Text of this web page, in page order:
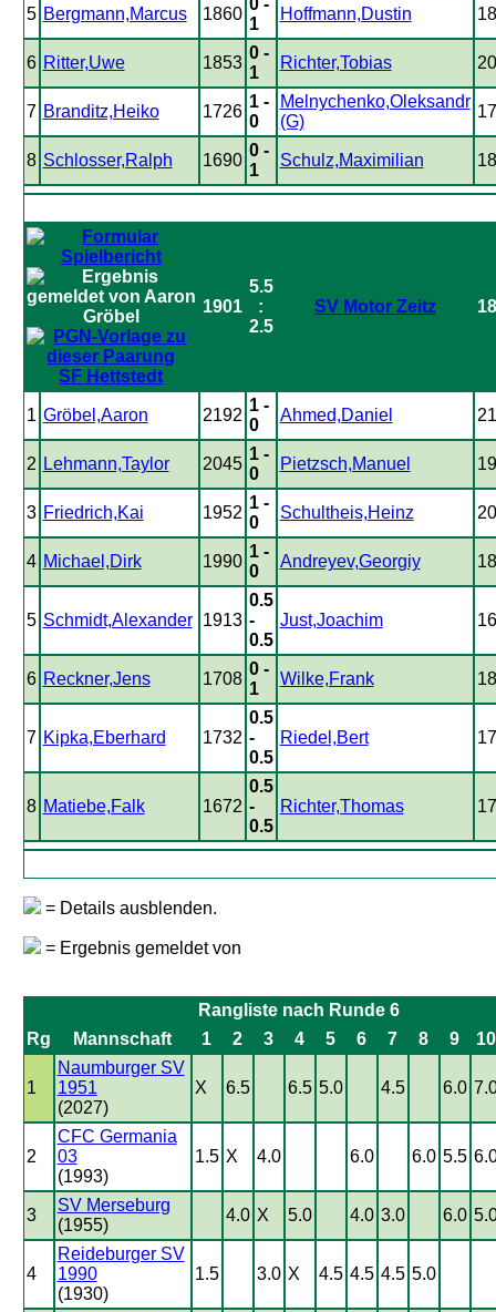
5 Bergmann,Marcus 1860
0 -
1
Hoffmann,Dustin
6 Ritter,Uwe 1853
0 -
1
Richter,Tobias
7 Branditz,Heiko 1726
1 -
0
Melnychenko,Oleksandr
(G)
8 Schlosser,Ralph 1690
0 -
1
Schulz,Maximilian
SF Hettstedt
1901
5.5
:
2.5
SV Motor Zeitz
1 Gröbel,Aaron 2192
1 -
0
Ahmed,Daniel
2 Lehmann,Taylor 2045
1 -
0
Pietzsch,Manuel
3 Friedrich,Kai 1952
1 -
0
Schultheis,Heinz
4 Michael,Dirk 1990
1 -
0
Andreyev,Georgiy
5 Schmidt,Alexander 1913
0.5
-
0.5
Just,Joachim
6 Reckner,Jens 1708
0 -
1
Wilke,Frank
7 Kipka,Eberhard 1732
0.5
-
0.5
Riedel,Bert
8 Matiebe,Falk 1672
0.5
-
0.5
Richter,Thomas
= Details ausblenden.
= Ergebnis gemeldet von
Rangliste nach Runde 6
Rg
Mannschaft 1 2 3 4 5 6 7 8 9 10
1
Naumburger SV
1951
(2027)
X 6.5 6.5 5.0 4.5 6.0
2
CFC Germania
03
(1993)
1.5 X 4.0 6.0 6.0 5.5
3
SV Merseburg
(1955)
4.0 X 5.0 4.0 3.0 6.0
4
Reideburger SV
1990
(1930)
1.5 3.0 X 4.5 4.5 4.5 5.0